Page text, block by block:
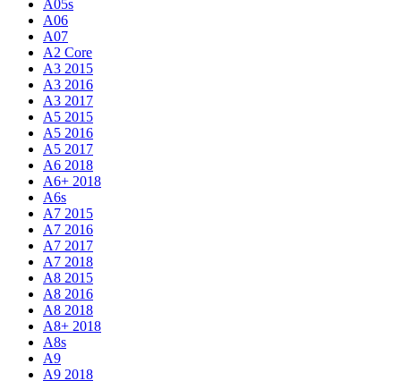
A05s
A06
A07
A2 Core
A3 2015
A3 2016
A3 2017
A5 2015
A5 2016
A5 2017
A6 2018
A6+ 2018
A6s
A7 2015
A7 2016
A7 2017
A7 2018
A8 2015
A8 2016
A8 2018
A8+ 2018
A8s
A9
A9 2018